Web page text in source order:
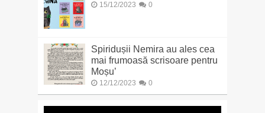
15/12/2023 0
Spiridușii Nemira au ales cea
mai frumoasă scrisoare pentru
Moșu’
12/12/2023 0